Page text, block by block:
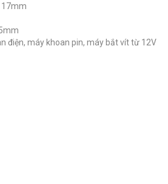
17mm
điện, máy khoan pin, máy bắt vít từ 12V